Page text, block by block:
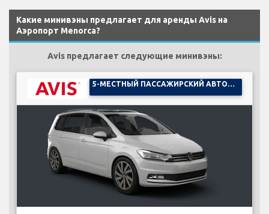
Какие минивэны предлагает для аренды Avis на
Аэропорт Menorca?
Avis предлагает следующие минивэны: